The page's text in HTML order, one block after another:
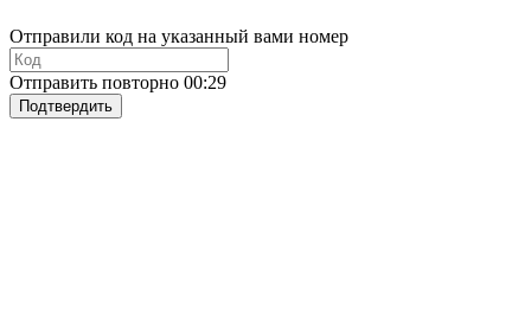
Отправили код на указанный вами номер
Отправить повторно 00:29
Подтвердить